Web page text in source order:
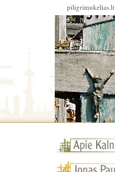
piligrimukelias.lt